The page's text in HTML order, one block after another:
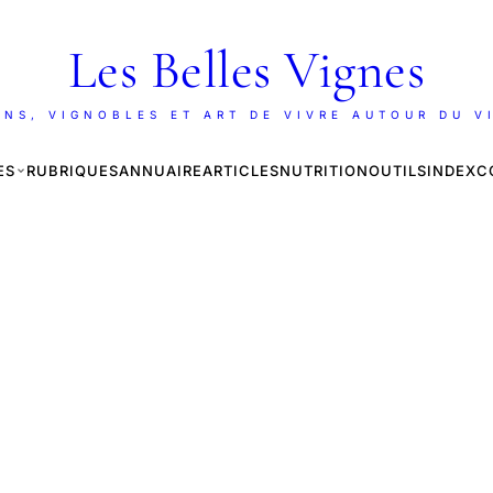
Les Belles Vignes
VIGNOBLES ET ART DE VIVRE AUTOUR DU
RUBRIQUESANNUAIREARTICLESNUTRITIONOUTILSINDEX